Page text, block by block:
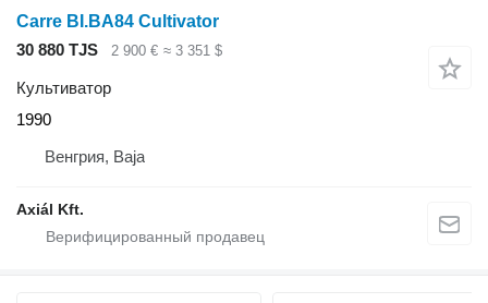
Carre BI.BA84 Cultivator
30 880 TJS
2 900 € ≈ 3 351 $
Культиватор
1990
Венгрия, Baja
Axiál Kft.